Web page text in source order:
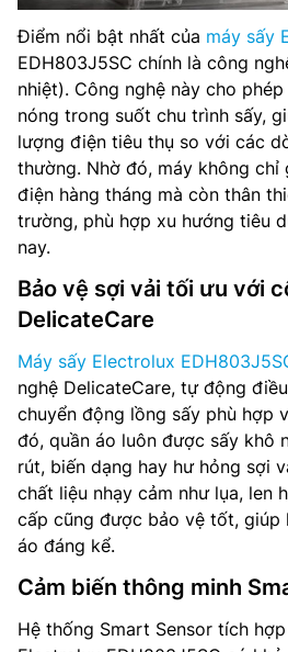
Điểm nổi bật nhất của máy sấy
EDH803J5SC chính là công
nhiệt). Công nghệ này cho
nóng trong suốt chu trình sấy,
lượng điện tiêu thụ so với các
thường. Nhờ đó, máy không
điện hàng tháng mà còn thân
trường, phù hợp xu hướng tiêu
nay.
Bảo vệ sợi vải tối ưu với
DelicateCare
Máy sấy Electrolux
nghệ DelicateCare, tự động
chuyển động lồng sấy phù hợp
đó, quần áo luôn được sấy khô
rút, biến dạng hay hư hỏng sợi
chất liệu nhạy cảm như lụa, len
cấp cũng được bảo vệ tốt, giúp
áo đáng kể.
Cảm biến thông minh
Hệ thống Smart Sensor tích